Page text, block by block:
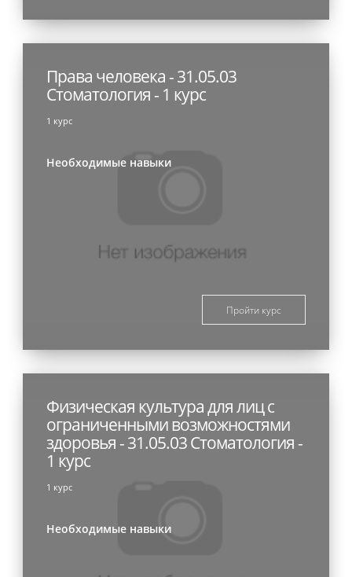
Права человека - 31.05.03
Стоматология - 1 курс
1 курс
Необходимые навыки
Пройти курс
Физическая культура для лиц с
ограниченными возможностями
здоровья - 31.05.03 Стоматология -
1 курс
1 курс
Необходимые навыки